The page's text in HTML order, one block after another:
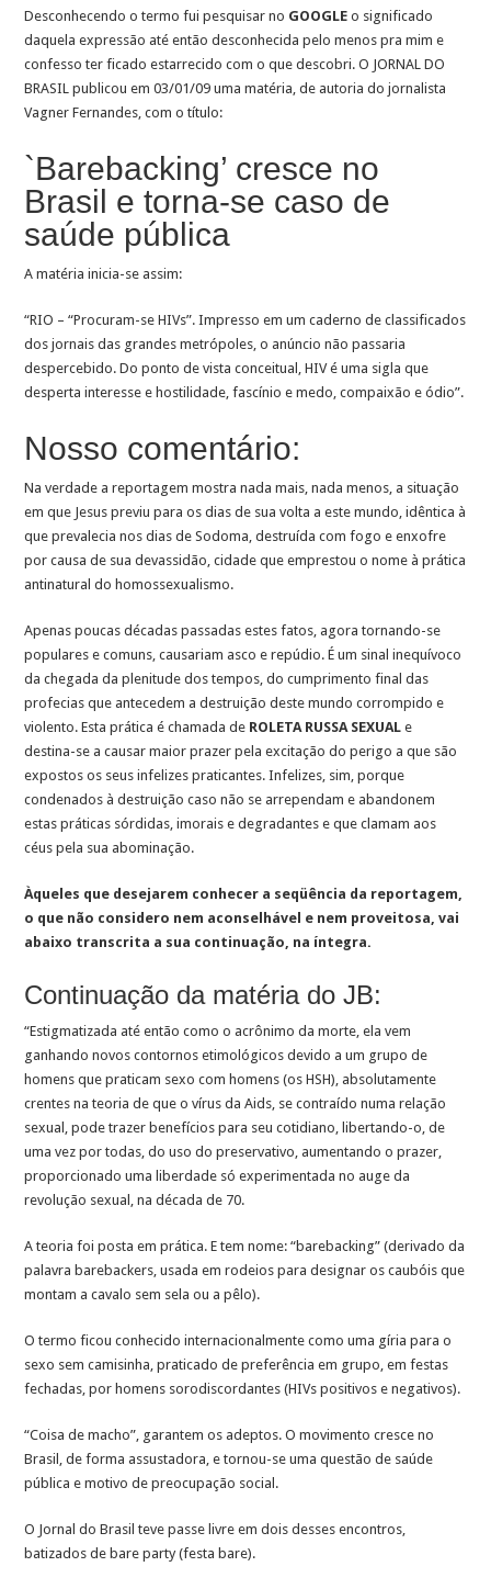
Desconhecendo o termo fui pesquisar no GOOGLE o significado
daquela expressão até então desconhecida pelo menos pra mim e
confesso ter ficado estarrecido com o que descobri. O JORNAL DO
BRASIL publicou em 03/01/09 uma matéria, de autoria do jornalista
Vagner Fernandes, com o título:
`Barebacking’ cresce no
Brasil e torna-se caso de
saúde pública
A matéria inicia-se assim:
“RIO – “Procuram-se HIVs”. Impresso em um caderno de classificados
dos jornais das grandes metrópoles, o anúncio não passaria
despercebido. Do ponto de vista conceitual, HIV é uma sigla que
desperta interesse e hostilidade, fascínio e medo, compaixão e ódio”.
Nosso comentário:
Na verdade a reportagem mostra nada mais, nada menos, a situação
em que Jesus previu para os dias de sua volta a este mundo, idêntica à
que prevalecia nos dias de Sodoma, destruída com fogo e enxofre
por causa de sua devassidão, cidade que emprestou o nome à prática
antinatural do homossexualismo.
Apenas poucas décadas passadas estes fatos, agora tornando-se
populares e comuns, causariam asco e repúdio. É um sinal inequívoco
da chegada da plenitude dos tempos, do cumprimento final das
profecias que antecedem a destruição deste mundo corrompido e
violento. Esta prática é chamada de ROLETA RUSSA SEXUAL e
destina-se a causar maior prazer pela excitação do perigo a que são
expostos os seus infelizes praticantes. Infelizes, sim, porque
condenados à destruição caso não se arrependam e abandonem
estas práticas sórdidas, imorais e degradantes e que clamam aos
céus pela sua abominação.
Àqueles que desejarem conhecer a seqüência da reportagem,
o que não considero nem aconselhável e nem proveitosa, vai
abaixo transcrita a sua continuação, na íntegra.
Continuação da matéria do JB:
“Estigmatizada até então como o acrônimo da morte, ela vem
ganhando novos contornos etimológicos devido a um grupo de
homens que praticam sexo com homens (os HSH), absolutamente
crentes na teoria de que o vírus da Aids, se contraído numa relação
sexual, pode trazer benefícios para seu cotidiano, libertando-o, de
uma vez por todas, do uso do preservativo, aumentando o prazer,
proporcionado uma liberdade só experimentada no auge da
revolução sexual, na década de 70.
A teoria foi posta em prática. E tem nome: “barebacking” (derivado da
palavra barebackers, usada em rodeios para designar os caubóis que
montam a cavalo sem sela ou a pêlo).
O termo ficou conhecido internacionalmente como uma gíria para o
sexo sem camisinha, praticado de preferência em grupo, em festas
fechadas, por homens sorodiscordantes (HIVs positivos e negativos).
“Coisa de macho”, garantem os adeptos. O movimento cresce no
Brasil, de forma assustadora, e tornou-se uma questão de saúde
pública e motivo de preocupação social.
O Jornal do Brasil teve passe livre em dois desses encontros,
batizados de bare party (festa bare).